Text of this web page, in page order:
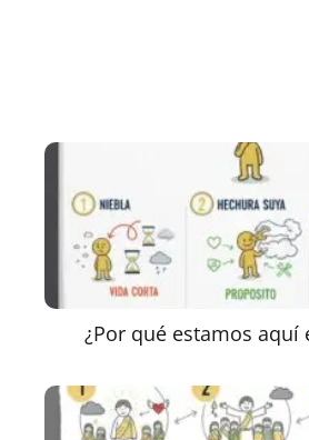
¿Por qué estamos aquí